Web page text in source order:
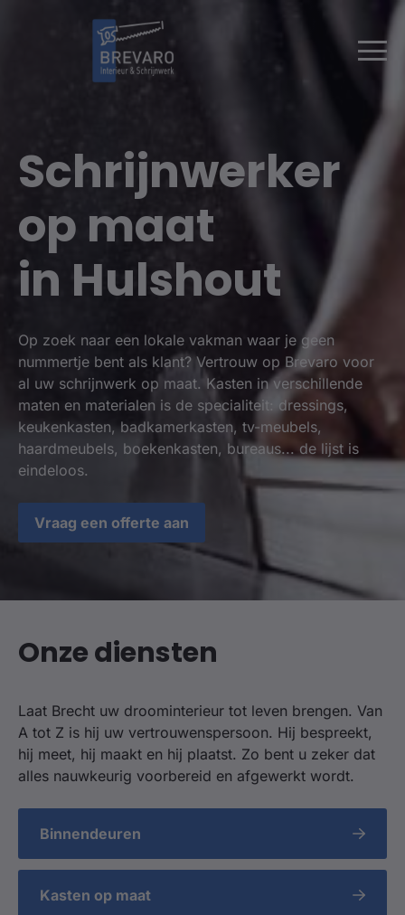
Schrijnwerker
op maat
in Hulshout
Op zoek naar een lokale vakman waar je geen
nummertje bent als klant? Vertrouw op Brevaro voor
al uw schrijnwerk op maat. Kasten in verschillende
maten en materialen is de specialiteit: dressings,
keukenkasten, badkamerkasten, tv-meubels,
haardmeubels, boekenkasten, bureaus... de lijst is
eindeloos.
Vraag een offerte aan
Onze diensten
Laat Brecht uw droominterieur tot leven brengen. Van
A tot Z is hij uw vertrouwenspersoon. Hij bespreekt,
hij meet, hij maakt en hij plaatst. Zo bent u zeker dat
alles nauwkeurig voorbereid en afgewerkt wordt.
Binnendeuren
Kasten op maat